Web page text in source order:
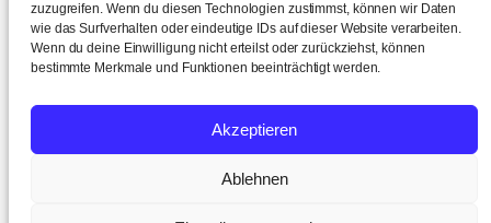
zuzugreifen. Wenn du diesen Technologien zustimmst, können wir Daten
wie das Surfverhalten oder eindeutige IDs auf dieser Website verarbeiten.
Wenn du deine Einwilligung nicht erteilst oder zurückziehst, können
bestimmte Merkmale und Funktionen beeinträchtigt werden.
Akzeptieren
Ablehnen
Baustellen-Tipps direkt in dein Postfach.
✉ Zur Anmeldung
Versand & Abholung |Cookie-Richtlinie